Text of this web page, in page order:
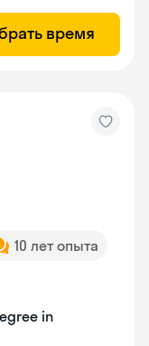
время
10 лет опыта
in